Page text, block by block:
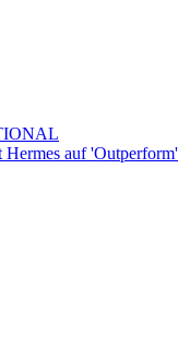
auf 'Outperform'